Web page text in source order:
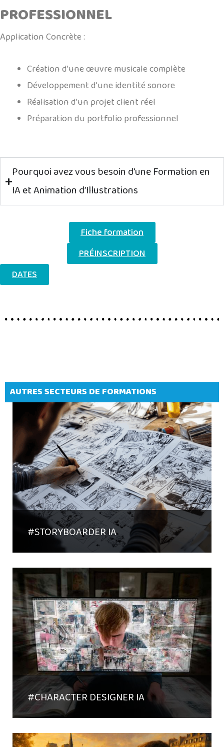
PROFESSIONNEL
Application Concrète :
Création d’une œuvre musicale complète
Développement d’une identité sonore
Réalisation d’un projet client réel
Préparation du portfolio professionnel
Pourquoi avez vous besoin d'une Formation en
IA et Animation d’Illustrations
Fiche formation
PRÉINSCRIPTION
DATES
AUTRES SECTEURS DE FORMATIONS
#STORYBOARDER IA
#CHARACTER DESIGNER IA